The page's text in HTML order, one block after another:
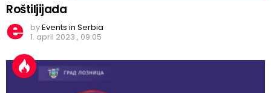
Roštiljijada
byEvents in Serbia
1. april 2023., 09:05